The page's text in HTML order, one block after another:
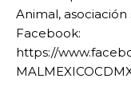
Animal,
Facebook:
https://